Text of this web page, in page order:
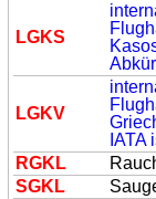
LGKS
LGKV
IATA
RGK L
SGK L